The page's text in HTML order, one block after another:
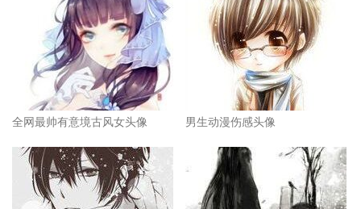
全网最帅有意境古风女头像 男生动漫伤感头像